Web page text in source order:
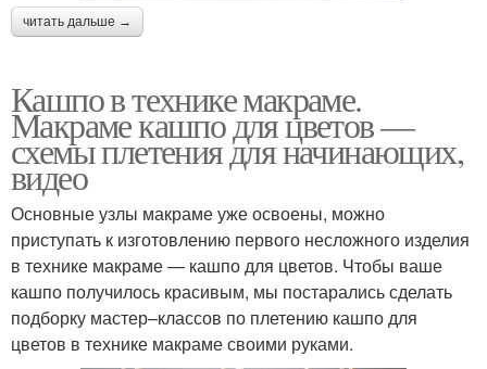
читать дальше →
Кашпо в технике макраме.
Макраме кашпо для цветов —
схемы плетения для начинающих,
видео
Основные узлы макраме уже освоены, можно
приступать к изготовлению первого несложного изделия
в технике макраме — кашпо для цветов. Чтобы ваше
кашпо получилось красивым, мы постарались сделать
подборку мастер–классов по плетению кашпо для
цветов в технике макраме своими руками.